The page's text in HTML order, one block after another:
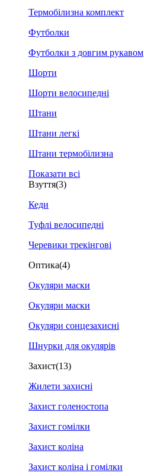
Термобілизна комплект
Футболки
Футболки з довгим рукавом
Шорти
Шорти велосипедні
Штани
Штани легкі
Штани термобілизна
Показати всі
Взуття(3)
Кеди
Туфлі велосипедні
Черевики трекінгові
Оптика(4)
Окуляри маски
Окуляри маски
Окуляри сонцезахисні
Шнурки для окулярів
Захист(13)
Жилети захисні
Захист голеностопа
Захист гомілки
Захист коліна
Захист коліна і гомілки